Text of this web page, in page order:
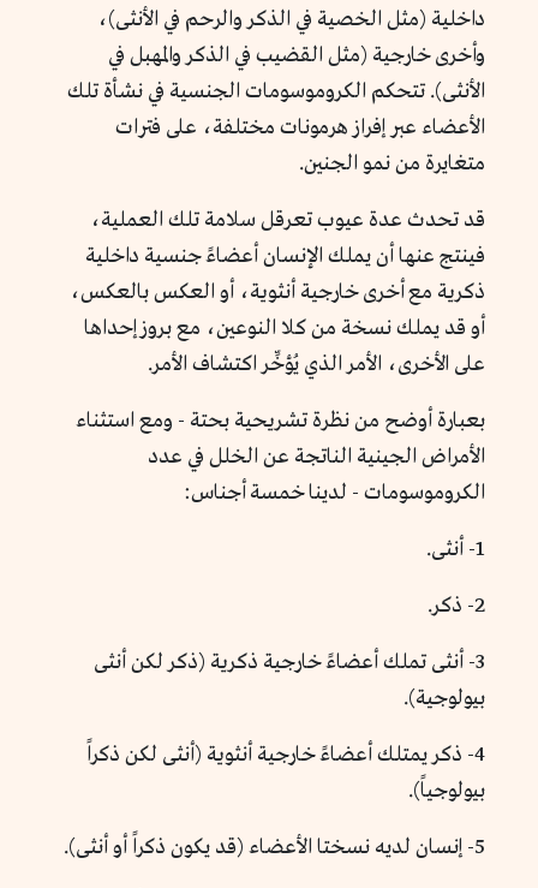
داخلية (مثل الخصية في الذكر والرحم في الأنثى)،
وأخرى خارجية (مثل القضيب في الذكر والمهبل في
الأنثى). تتحكم الكروموسومات الجنسية في نشأة تلك
الأعضاء عبر إفراز هرمونات مختلفة، على فترات
متغايرة من نمو الجنين.
قد تحدث عدة عيوب تعرقل سلامة تلك العملية،
فينتج عنها أن يملك الإنسان أعضاءً جنسية داخلية
ذكرية مع أخرى خارجية أنثوية، أو العكس بالعكس،
أو قد يملك نسخة من كلا النوعين، مع بروز إحداها
على الأخرى، الأمر الذي يُؤخِّر اكتشاف الأمر.
بعبارة أوضح من نظرة تشريحية بحتة - ومع استثناء
الأمراض الجينية الناتجة عن الخلل في عدد
الكروموسومات - لدينا خمسة أجناس:
1- أنثى.
2- ذكر.
3- أنثى تملك أعضاءً خارجية ذكرية (ذكر لكن أنثى
بيولوجية).
4- ذكر يمتلك أعضاءً خارجية أنثوية (أنثى لكن ذكراً
بيولوجياً).
5- إنسان لديه نسختا الأعضاء (قد يكون ذكراً أو أنثى).